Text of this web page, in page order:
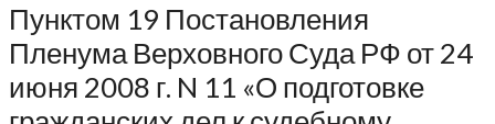
Пунктом 19 Постановления
Пленума Верховного Суда РФ от 24
июня 2008 г. N 11 «О подготовке